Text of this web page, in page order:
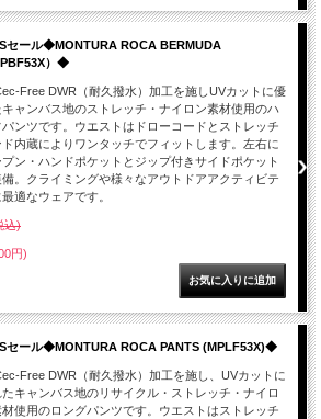
セール◆MONTURA ROCA BERMUDA
）◆
Free DWR（耐久撥水）加工を施しUVカットに優
キャンバス地のストレッチ・ナイロン素材使用のハ
パンツです。ウエストはドローコードとストレッチ
ド内蔵によりワンタッチでフィットします。左右に
プン・ハンドポケットとジップ付きサイドポケット
備。クライミングや様々なアウトドアアクティビテ
最適なウェアです。
込)
円)
セール◆MONTURA ROCA PANTS (MPLF53X)◆
Free DWR（耐久撥水）加工を施し、UVカットに
キャンバス地のリサイクル・ストレッチ・ナイロ
材使用のロングパンツです。ウエストはストレッチ